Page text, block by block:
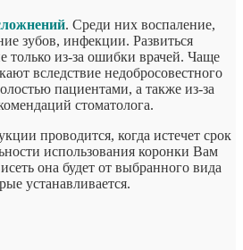
. Среди них воспаление,
зубов, инфекции. Развиться
только из-за ошибки врачей. Чаще
вследствие недобросовестного
пациентами, а также из-за
стоматолога.
проводится, когда истечет срок
использования коронки Вам
она будет от выбранного вида
устанавливается.